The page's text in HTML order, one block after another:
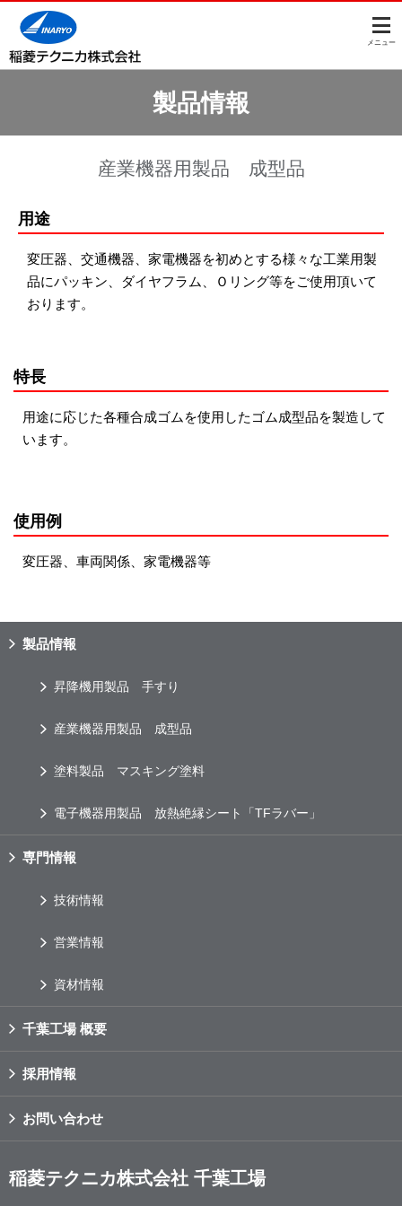
メニュー
製品情報
産業機器用製品 成型品
用途
変圧器、交通機器、家電機器を初めとする様々な工業用製
品にパッキン、ダイヤフラム、Ｏリング等をご使用頂いて
おります。
特長
用途に応じた各種合成ゴムを使用したゴム成型品を製造して
います。
使用例
変圧器、車両関係、家電機器等
製品情報
昇降機用製品 手すり
産業機器用製品 成型品
塗料製品 マスキング塗料
電子機器用製品 放熱絶縁シート「TFラバー」
専門情報
技術情報
営業情報
資材情報
千葉工場 概要
採用情報
お問い合わせ
稲菱テクニカ株式会社 千葉工場